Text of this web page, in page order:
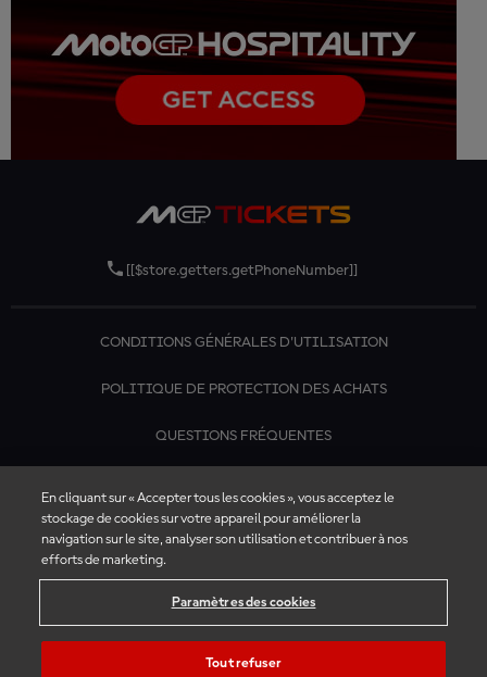
[[$store.getters.getPhoneNumber]]
CONDITIONS GÉNÉRALES D'UTILISATION
POLITIQUE DE PROTECTION DES ACHATS
QUESTIONS FRÉQUENTES
En cliquant sur « Accepter tous les cookies », vous acceptez le
stockage de cookies sur votre appareil pour améliorer la
navigation sur le site, analyser son utilisation et contribuer à nos
efforts de marketing.
Paramètres des cookies
Tout refuser